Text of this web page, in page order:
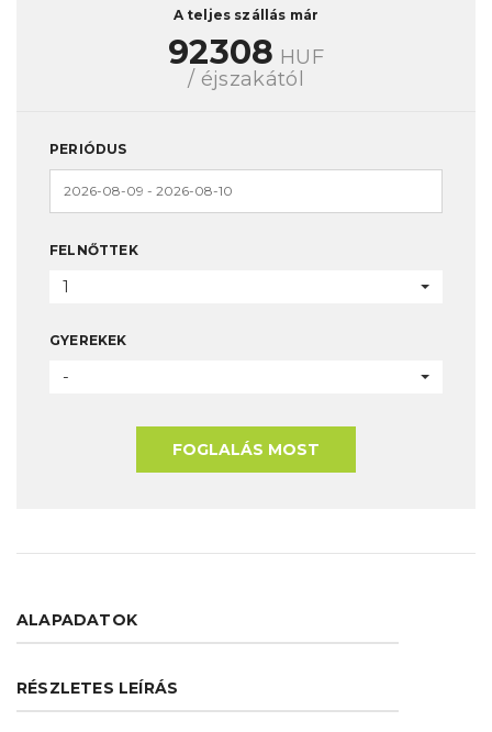
A teljes szállás már
92308 HUF
/ éjszakától
PERIÓDUS
FELNŐTTEK
1
GYEREKEK
-
FOGLALÁS MOST
ALAPADATOK
RÉSZLETES LEÍRÁS